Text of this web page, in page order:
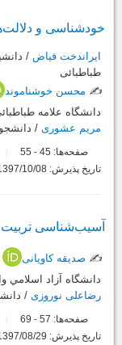
خودشناسی و
ایراندخت فیاض /
طباطبائی
✍️ محسن خوشناموند
دانشگاه علامه
مریم عشوری /
صفحه‌ها: 45
-
تاریخ پذیرش: 1397/10/08
آسیب‌شناسی تربیت
✍️ صدیقه کاویانی
دانشگاه آزاد اسلامي
رضاعلی نوروزی /
صفحه‌ها: 57
-
تاریخ پذیرش: 1397/08/29